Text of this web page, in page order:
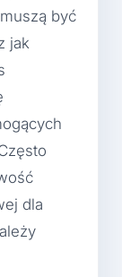
być
jak
dla